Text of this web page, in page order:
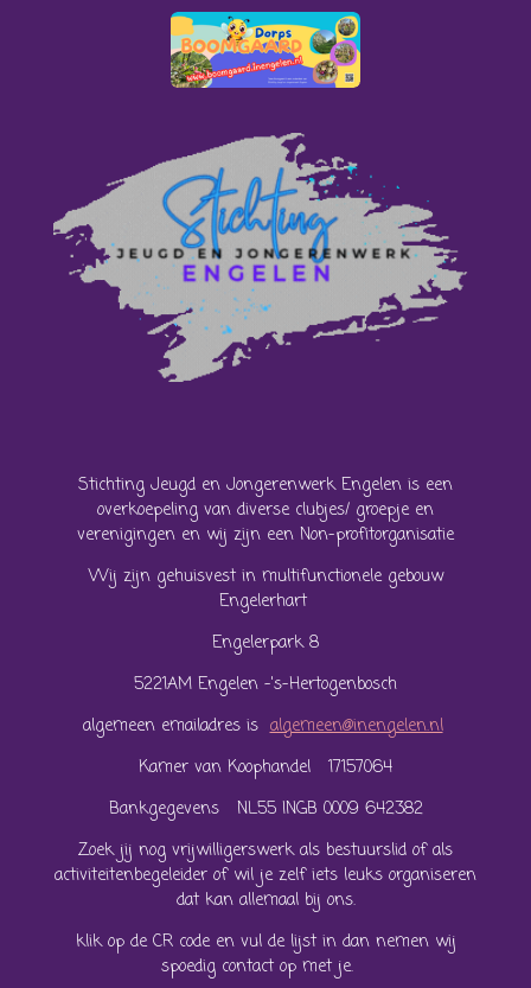
Stichting Jeugd en Jongerenwerk Engelen is een
overkoepeling van diverse clubjes/ groepje en
verenigingen en wij zijn een Non-profitorganisatie
Wij zijn gehuisvest in multifunctionele gebouw
Engelerhart
Engelerpark 8
5221AM Engelen -'s-Hertogenbosch
algemeen emailadres isalgemeen@inengelen.nl
Kamer van Koophandel 17157064
Bankgegevens NL55 INGB 0009 642382
Zoek jij nog vrijwilligerswerk als bestuurslid of als
activiteitenbegeleider of wil je zelf iets leuks organiseren
dat kan allemaal bij ons.
klik op de CR code en vul de lijst in dan nemen wij
spoedig contact op met je.